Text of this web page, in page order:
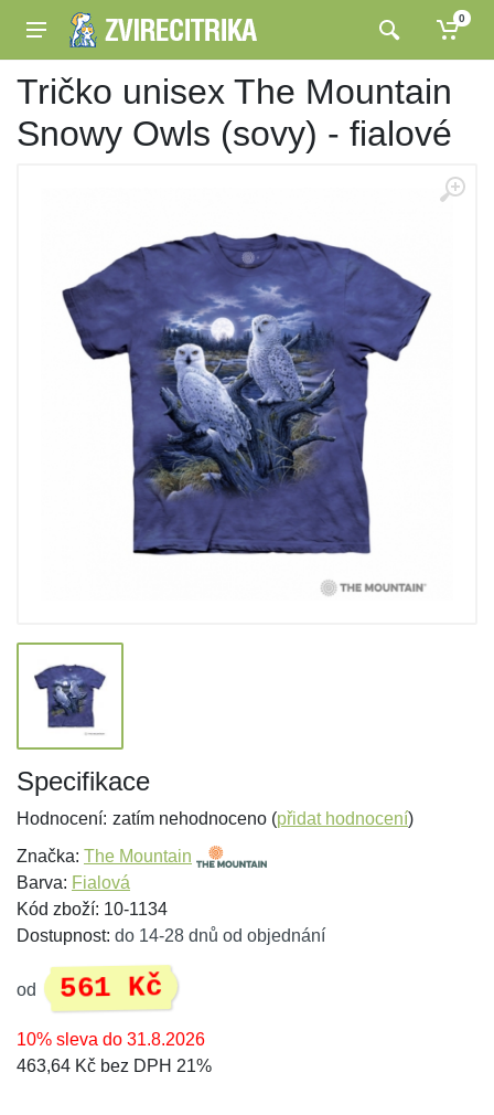
0
Tričko unisex The Mountain
Snowy Owls (sovy) - fialové
Specifikace
Hodnocení: zatím nehodnoceno (přidat hodnocení)
Značka: The Mountain
Barva: Fialová
Kód zboží: 10-1134
Dostupnost: do 14-28 dnů od objednání
od 561 Kč
10% sleva do 31.8.2026
463,64 Kč bez DPH 21%